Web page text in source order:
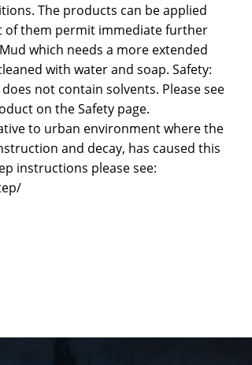
The products can be applied
of them permit immediate further
which needs a more extended
with water and soap. Safety:
not contain solvents. Please see
on the Safety page.
to urban environment where the
and decay, has caused this
instructions please see: